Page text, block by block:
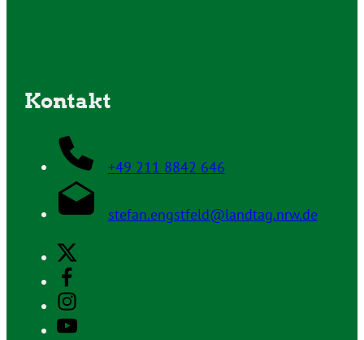
Kontakt
+49 211 8842 646
stefan.engstfeld@landtag.nrw.de